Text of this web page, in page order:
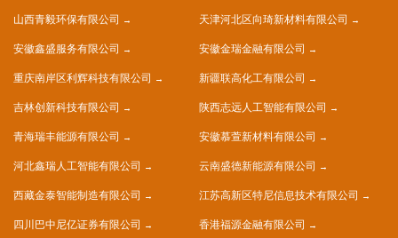
山西青毅环保有限公司 天津河北区向琦新材料有限公司
安徽鑫盛服务有限公司 安徽金瑞金融有限公司
重庆南岸区利辉科技有限公司 新疆联高化工有限公司
吉林创新科技有限公司 陕西志远人工智能有限公司
青海瑞丰能源有限公司 安徽慕萱新材料有限公司
河北鑫瑞人工智能有限公司 云南盛德新能源有限公司
西藏金泰智能制造有限公司 江苏高新区特尼信息技术有限公司
四川巴中尼亿证券有限公司 香港福源金融有限公司